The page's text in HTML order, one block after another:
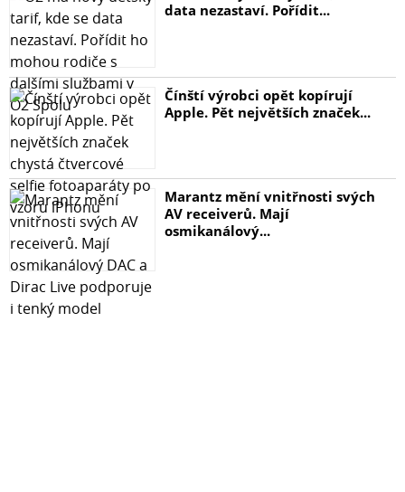
data nezastaví. Pořídit...
Čínští výrobci opět kopírují
Apple. Pět největších značek...
Marantz mění vnitřnosti svých
AV receiverů. Mají
osmikanálový...